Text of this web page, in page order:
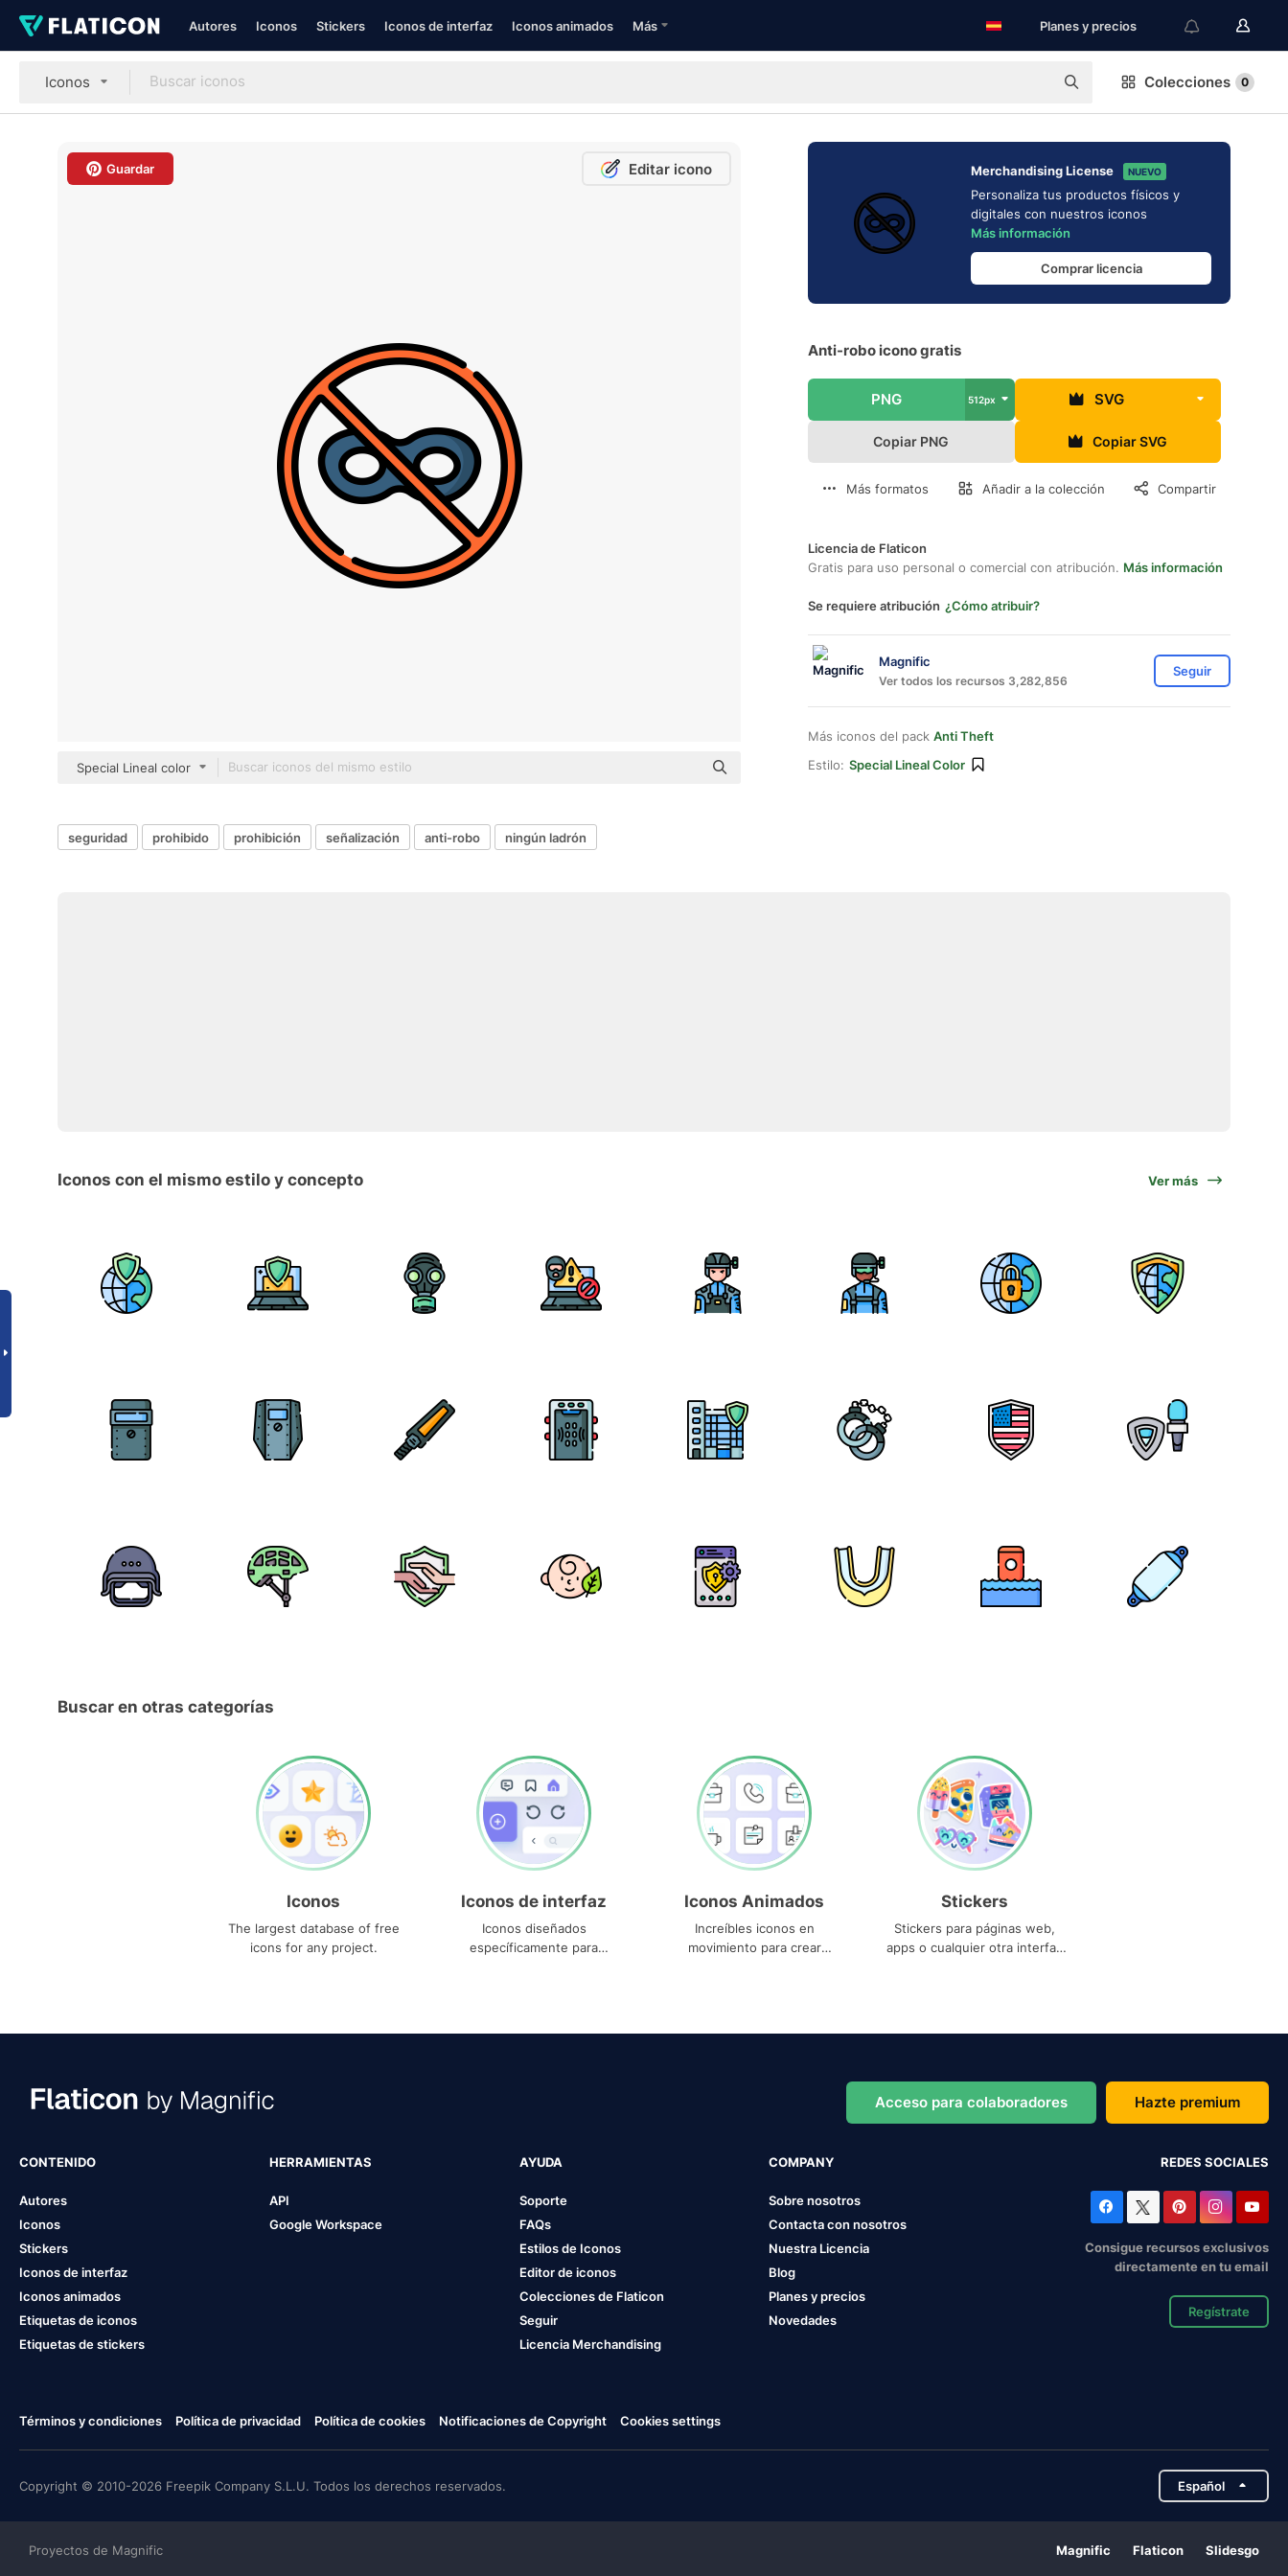
Autores Iconos Stickers Iconos de interfaz Iconos animados Más Planes y precios
Iconos Colecciones 0
Guardar Editar icono
Special Lineal color
Merchandising License NUEVO
Personaliza tus productos físicos y
digitales con nuestros iconos
Más información
Comprar licencia
Anti-robo icono gratis
PNG 512px SVG
Copiar PNG Copiar SVG
Más formatos Añadir a la colección Compartir
Licencia de Flaticon
Gratis para uso personal o comercial con atribución. Más información
Se requiere atribución ¿Cómo atribuir?
Magnific
Ver todos los recursos 3,282,856
Seguir
Más iconos del pack Anti Theft
Estilo: Special Lineal Color
seguridad prohibido prohibición señalización anti-robo ningún ladrón
Iconos con el mismo estilo y concepto Ver más
Buscar en otras categorías
Iconos
The largest database of free
icons for any project.
Iconos de interfaz
Iconos diseñados
específicamente para
Iconos Animados
Increíbles iconos en
movimiento para crear
Stickers
Stickers para páginas web,
apps o cualquier otra interfaz
Acceso para colaboradores Hazte premium
CONTENIDO
Autores
Iconos
Stickers
Iconos de interfaz
Iconos animados
Etiquetas de iconos
Etiquetas de stickers
HERRAMIENTAS
API
Google Workspace
AYUDA
Soporte
FAQs
Estilos de Iconos
Editor de iconos
Colecciones de Flaticon
Seguir
Licencia Merchandising
COMPANY
Sobre nosotros
Contacta con nosotros
Nuestra Licencia
Blog
Planes y precios
Novedades
REDES SOCIALES
Consigue recursos exclusivos
directamente en tu email
Regístrate
Términos y condiciones Política de privacidad Política de cookies Notificaciones de Copyright Cookies settings
Copyright © 2010-2026 Freepik Company S.L.U. Todos los derechos reservados. Español
Proyectos de Magnific Magnific Flaticon Slidesgo